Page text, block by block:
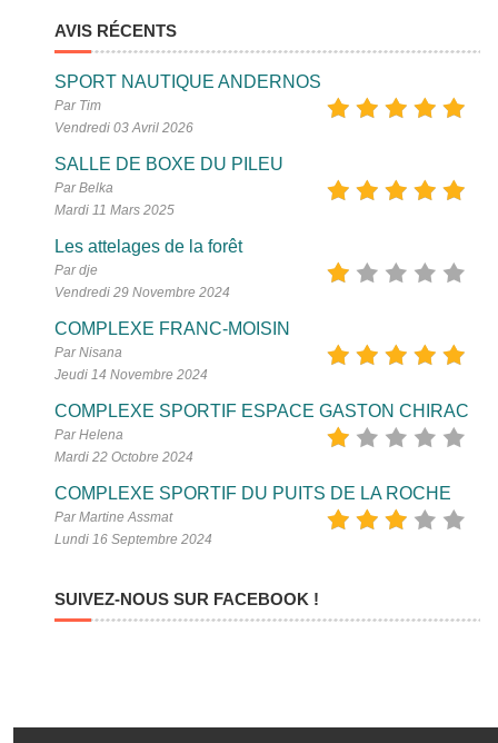
AVIS RÉCENTS
SPORT NAUTIQUE ANDERNOS
Par Tim
Vendredi 03 Avril 2026
SALLE DE BOXE DU PILEU
Par Belka
Mardi 11 Mars 2025
Les attelages de la forêt
Par dje
Vendredi 29 Novembre 2024
COMPLEXE FRANC-MOISIN
Par Nisana
Jeudi 14 Novembre 2024
COMPLEXE SPORTIF ESPACE GASTON CHIRAC
Par Helena
Mardi 22 Octobre 2024
COMPLEXE SPORTIF DU PUITS DE LA ROCHE
Par Martine Assmat
Lundi 16 Septembre 2024
SUIVEZ-NOUS SUR FACEBOOK !